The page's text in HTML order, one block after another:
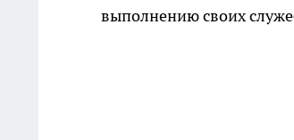
выполнению своих